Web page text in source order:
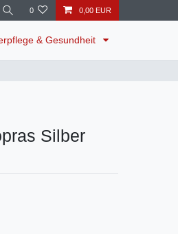
0 0,00 EUR
& Gesundheit
Silber